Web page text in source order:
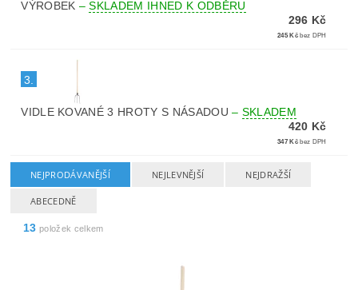
VÝROBEK –SKLADEM IHNED K ODBĚRU
296 Kč
245 Kč bez DPH
3.
VIDLE KOVANÉ 3 HROTY S NÁSADOU– SKLADEM
420 Kč
347 Kč bez DPH
NEJPRODÁVANĚJŠÍ NEJLEVNĚJŠÍ NEJDRAŽŠÍ
ABECEDNĚ
13 položek celkem